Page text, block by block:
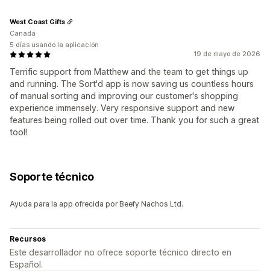
19 de mayo de 2026
Terrific support from Matthew and the team to get things up
and running. The Sort'd app is now saving us countless hours
of manual sorting and improving our customer's shopping
experience immensely. Very responsive support and new
features being rolled out over time. Thank you for such a great
tool!
West Coast Gifts
Canadá
5 días usando la aplicación
Soporte técnico
Ayuda para la app ofrecida por Beefy Nachos Ltd.
Recursos
Este desarrollador no ofrece soporte técnico directo en
Español.